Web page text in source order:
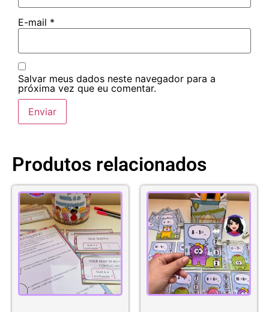
E-mail *
Salvar meus dados neste navegador para a
próxima vez que eu comentar.
Produtos relacionados